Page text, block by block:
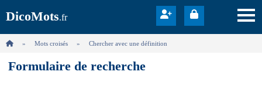
DicoMots.fr
Mots croisés Chercher avec une définition
Formulaire de recherche